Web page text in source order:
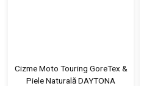
Cizme Moto Touring GoreTex &
Piele Naturală DAYTONA